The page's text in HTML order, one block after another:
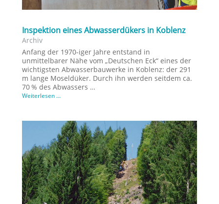
Inspektion eines Abwasserdükers in Koblenz
Archiv
Anfang der 1970-iger Jahre entstand in
unmittelbarer Nähe vom „Deutschen Eck“ eines der
wichtigsten Abwasserbauwerke in Koblenz: der 291
m lange Moseldüker. Durch ihn werden seitdem ca.
70 % des Abwassers …
Weiterlesen ...